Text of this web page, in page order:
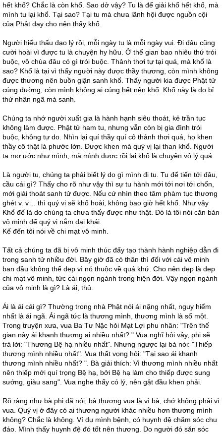
hết khổ? Chắc là còn khổ. Sao dở vậy? Tu là để giải khổ hết khổ, mà
mình tu lại khổ. Tại sao? Tại tu mà chưa lãnh hội được nguồn cội
của Phật dạy cho nên thấy khổ.
Người hiểu thấu đạo lý rồi, mỗi ngày tu là mỗi ngày vui. Đi đâu cũng
cười hoài vì được tu là chuyện hy hữu. Ở thế gian bao nhiêu thứ trói
buộc, vô chùa đâu có gì trói buộc. Thảnh thơi tự tại quá, mà khổ là
sao? Khổ là tại vì thấy người này được thầy thương, còn mình không
được thương nên buồn giận sanh khổ. Thấy người kia được Phật tử
cúng dường, còn mình không ai cúng hết nên khổ. Khổ này là do bỉ
thử nhân ngã mà sanh.
Chúng ta nhớ người xuất gia là hành hạnh siêu thoát, kẻ trần tục
không làm được. Phật tử ham tu, nhưng vẫn còn bị gia đình trói
buộc, không tự do. Nhìn lại quí thầy quí cô thảnh thơi quá, họ khen
thầy cô thật là phước lớn. Được khen mà quý vị lại than khổ. Người
ta mơ ước như mình, mà mình được rồi lại khổ là chuyện vô lý quá.
Là người tu, chúng ta phải biết lý do gì mình đi tu. Tu để tiến tới đâu,
cầu cái gì? Thấy cho rõ như vậy thì sự tu hành mới tới nơi tới chốn,
mới giải thoát sanh tử được. Nếu cứ nhìn theo tâm phàm tục thương
ghét v. v… thì quý vị sẽ khổ hoài, không bao giờ hết khổ. Như vậy
Khổ đế là do chúng ta chưa thấy được như thật. Đó là tôi nói căn bản
vô minh để quý vị nắm đại khái.
Kế đến tôi nói về chi mạt vô minh.
Tất cả chúng ta đã bị vô minh thúc đẩy tạo thành hành nghiệp dẫn đi
trong sanh tử nhiều đời. Bây giờ đã có thân thì đối với cái vô minh
ban đầu không thể dẹp vì nó thuộc về quá khứ. Cho nên dẹp là dẹp
chi mạt vô minh, tức cái ngọn ngành trong hiện đời. Vậy ngọn ngành
của vô minh là gì? Là ái, thủ.
Ái là ái cái gì? Thường trong nhà Phật nói ái nặng nhất, nguy hiểm
nhất là ái ngã. Ái ngã tức là thương mình, thương mình là số một.
Trong truyện xưa, vua Ba Tư Nặc hỏi Mạt Lợi phu nhân: "Trên thế
gian này ái khanh thương ai nhiều nhất? " Vua nghĩ hỏi vậy, phi sẽ
trả lời: "Thương Bệ hạ nhiều nhất". Nhưng ngược lại bà nói: "Thiếp
thương mình nhiều nhất". Vua thất vọng hỏi: "Tại sao ái khanh
thương mình nhiều nhất? ". Bà giải thích: Vì thương mình nhiều nhất
nên thiếp mới quí trọng Bệ hạ, bởi Bệ hạ làm cho thiếp được sung
sướng, giàu sang". Vua nghe thấy có lý, nên gật đầu khen phải.
Rõ ràng như bà phi đã nói, bà thương vua là vì bà, chớ không phải vì
vua. Quý vị ở đây có ai thương người khác nhiều hơn thương mình
không? Chắc là không. Ví dụ mình bệnh, có huynh đệ chăm sóc chu
đáo. Mình thấy huynh đệ đó tốt nên thương. Do người đó săn sóc